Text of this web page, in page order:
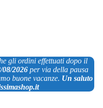
gli ordini effettuati dopo il
08/2026per via della pausa
buone vacanze. Un saluto